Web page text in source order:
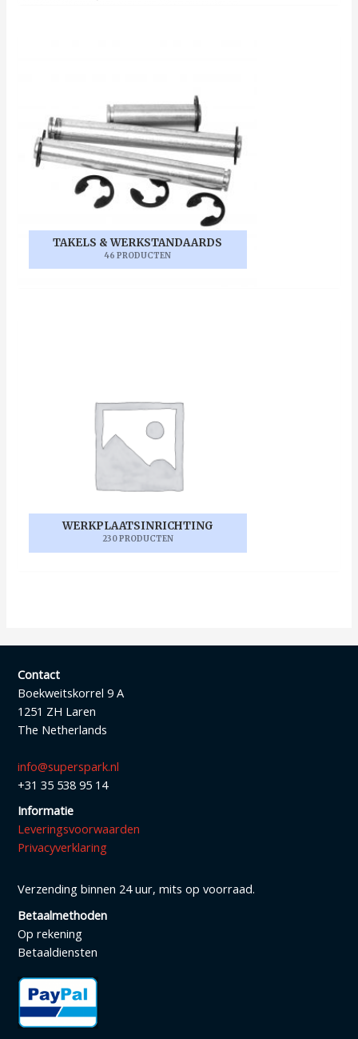
TAKELS & WERKSTANDAARDS
46 PRODUCTEN
WERKPLAATSINRICHTING
230 PRODUCTEN
Contact
Boekweitskorrel 9 A
1251 ZH Laren
The Netherlands
info@superspark.nl
+31 35 538 95 14
Informatie
Leveringsvoorwaarden
Privacyverklaring
Verzending binnen 24 uur, mits op voorraad.
Betaalmethoden
Op rekening
Betaaldiensten